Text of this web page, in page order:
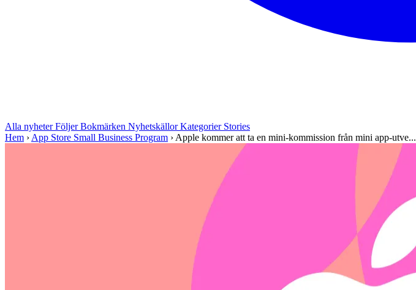
Alla nyheterFöljerBokmärken NyhetskällorKategorier Stories
Hem › App Store Small Business Program › Apple kommer att ta en mini-kommission från mini app-utve...